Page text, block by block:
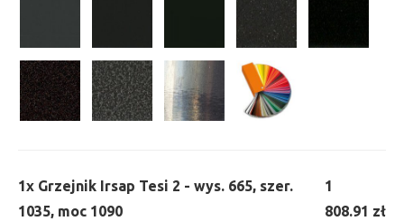
1x Grzejnik Irsap Tesi 2 - wys. 665, szer.
1035, moc 1090
1
808.91 zł